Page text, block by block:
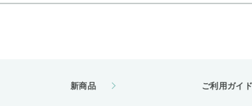
新商品 ご利用ガイド